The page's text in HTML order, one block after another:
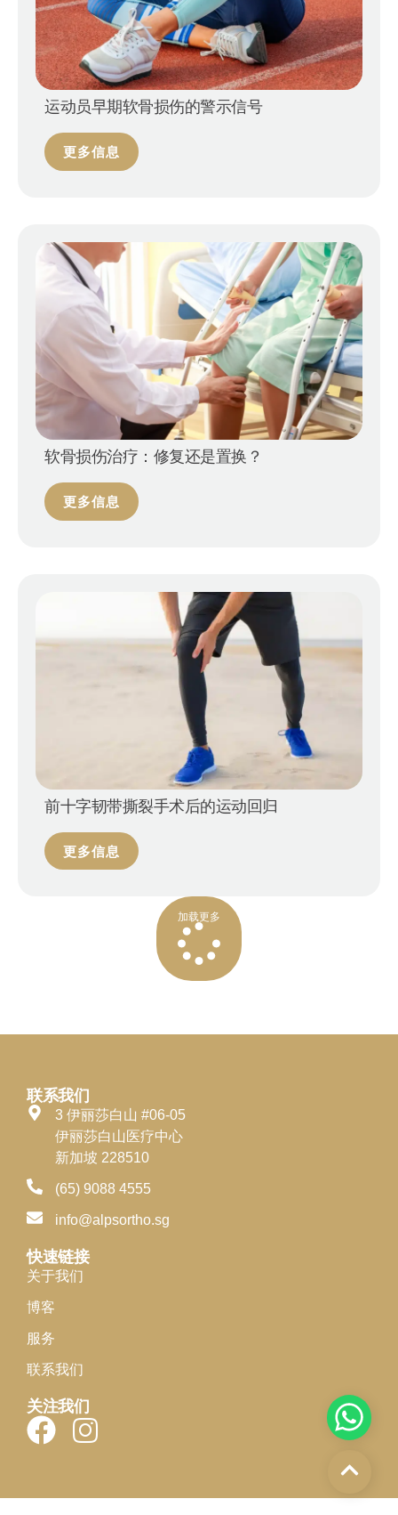
运动员早期软骨损伤的警示信号
更多信息
软骨损伤治疗：修复还是置换？
更多信息
前十字韧带撕裂手术后的运动回归
更多信息
加载更多
联系我们
3 伊丽莎白山 #06-05
伊丽莎白山医疗中心
新加坡 228510
(65) 9088 4555
info@alpsortho.sg
快速链接
关于我们
博客
服务
联系我们
关注我们